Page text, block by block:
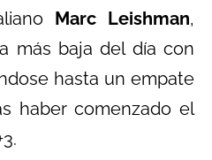
Marc Leishman,
más baja del día con
hasta un empate
haber comenzado el